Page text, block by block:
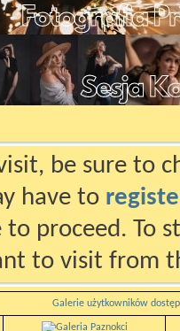
be sure to
have to
proceed. To
to visit from
Galerie użytkowników